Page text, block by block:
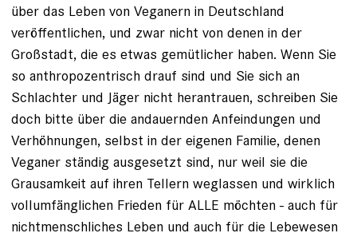
über das Leben von Veganern in Deutschland
veröffentlichen, und zwar nicht von denen in der
Großstadt, die es etwas gemütlicher haben. Wenn Sie
so anthropozentrisch drauf sind und Sie sich an
Schlachter und Jäger nicht herantrauen, schreiben Sie
doch bitte über die andauernden Anfeindungen und
Verhöhnungen, selbst in der eigenen Familie, denen
Veganer ständig ausgesetzt sind, nur weil sie die
Grausamkeit auf ihren Tellern weglassen und wirklich
vollumfänglichen Frieden für ALLE möchten - auch für
nichtmenschliches Leben und auch für die Lebewesen